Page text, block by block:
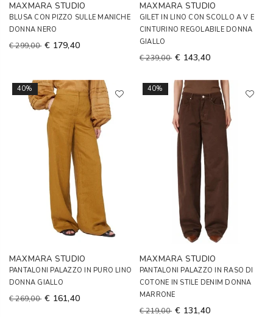
MAXMARA STUDIO
BLUSA CON PIZZO SULLE MANICHE
DONNA NERO
€ 299,00 € 179,40
MAXMARA STUDIO
GILET IN LINO CON SCOLLO A V E
CINTURINO REGOLABILE DONNA
GIALLO
€ 239,00 € 143,40
40%
MAXMARA STUDIO
PANTALONI PALAZZO IN PURO LINO
DONNA GIALLO
€ 269,00 € 161,40
40%
MAXMARA STUDIO
PANTALONI PALAZZO IN RASO DI
COTONE IN STILE DENIM DONNA
MARRONE
€ 219,00 € 131,40